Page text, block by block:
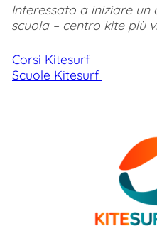
Interessato a iniziare
scuola – centro kite più
Corsi Kitesurf
Scuole Kitesurf